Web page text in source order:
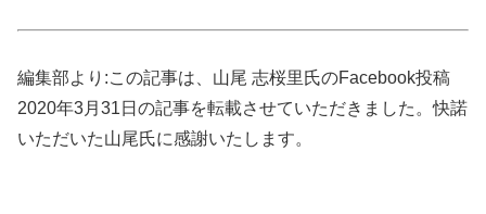
編集部より:この記事は、山尾 志桜里氏のFacebook投稿
2020年3月31日の記事を転載させていただきました。快諾
いただいた山尾氏に感謝いたします。